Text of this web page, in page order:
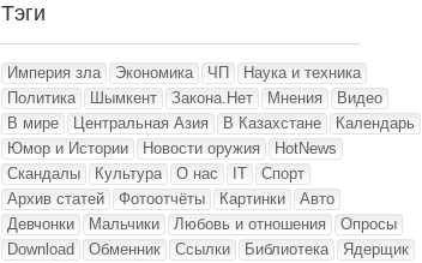
Тэги
Империя зла Экономика ЧП
Наука и техника
Политика
Шымкент Закона.Нет Мнения
Видео
В мире
Центральная Азия В Казахстане
Календарь
Юмор и Истории
Новости оружия
HotNews
Скандалы
Культура О нас IT
Спорт
Архив статей
Фотоотчёты Картинки
Авто
Девчонки
Мальчики Любовь и отношения
Опросы
Download
Обменник Ссылки Библиотека
Ядерщик